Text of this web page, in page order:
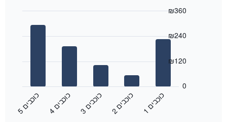
הכוכבים
1כו
כ
ב
ים 2כו
כ
ב
ים 3כו
כ
ב
ים 4כו
כ
ב
ים 5כו
כ
ב
ים
0
₪120
₪240
₪360